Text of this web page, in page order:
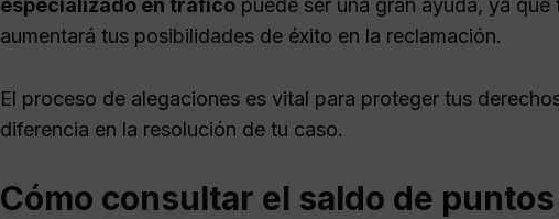
especializado en tráfico puede ser una gran ayuda, ya
aumentará tus posibilidades de éxito en la reclamación.
El proceso de alegaciones es vital para proteger tus
diferencia en la resolución de tu caso.
Cómo consultar el saldo de